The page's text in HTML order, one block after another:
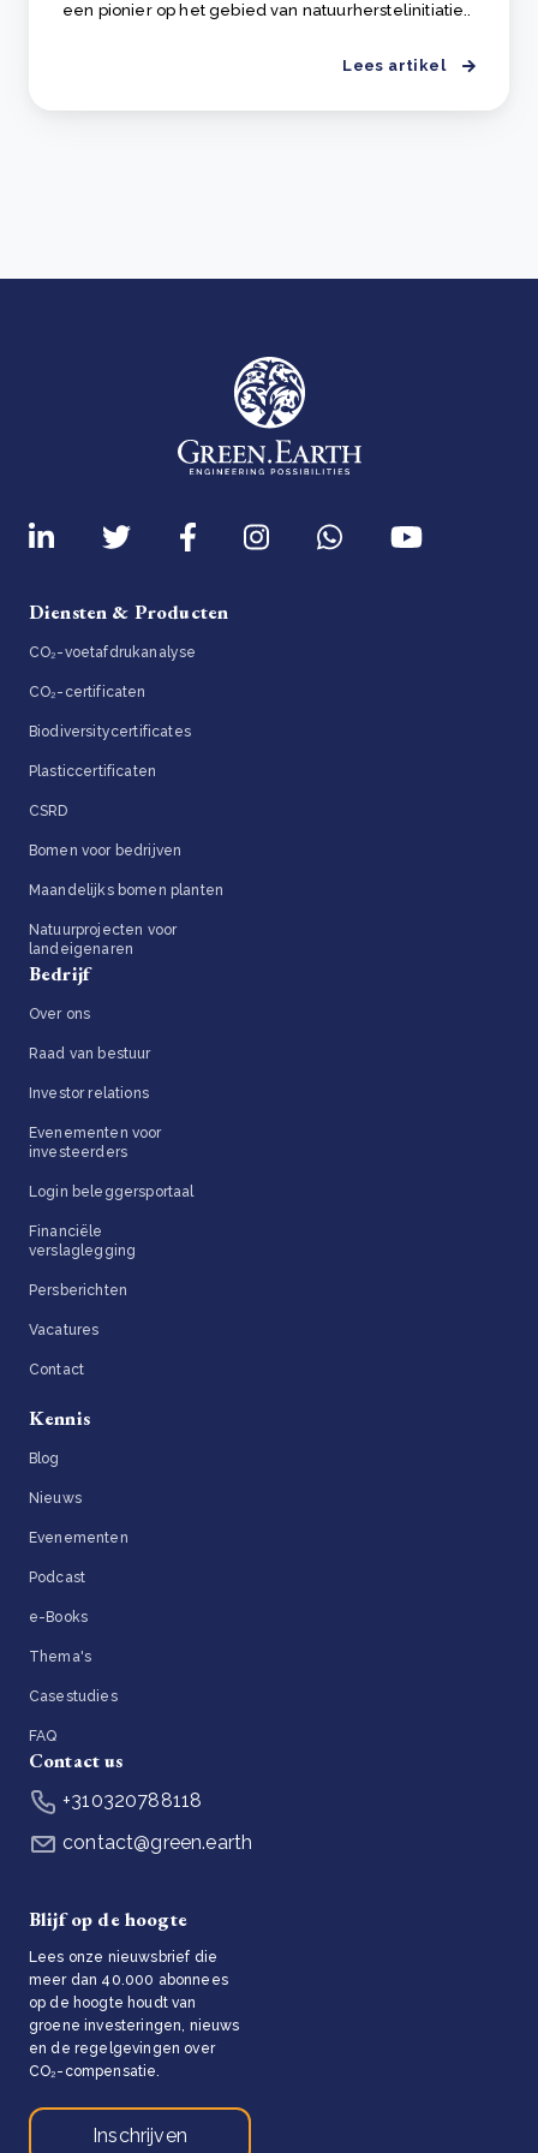
een pionier op het gebied van natuurherstelinitiatie..
Lees artikel
Diensten & Producten
CO₂-voetafdrukanalyse
CO₂-certificaten
Biodiversitycertificates
Plasticcertificaten
CSRD
Bomen voor bedrijven
Maandelijks bomen planten
Natuurprojecten voor
landeigenaren
Bedrijf
Over ons
Raad van bestuur
Investor relations
Evenementen voor
investeerders
Login beleggersportaal
Financiële
verslaglegging
Persberichten
Vacatures
Contact
Kennis
Blog
Nieuws
Evenementen
Podcast
e-Books
Thema's
Casestudies
FAQ
Contact us
+310320788118
contact@green.earth
Blijf op de hoogte
Lees onze nieuwsbrief die
meer dan 40.000 abonnees
op de hoogte houdt van
groene investeringen, nieuws
en de regelgevingen over
CO₂-compensatie.
Inschrijven